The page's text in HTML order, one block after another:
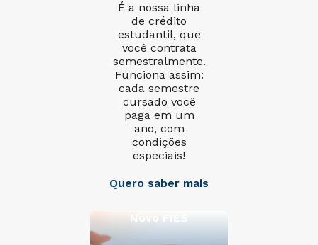
É a nossa linha
de crédito
estudantil, que
você contrata
semestralmente.
Funciona assim:
cada semestre
cursado você
paga em um
ano, com
condições
especiais!
Quero saber mais
Novo FIES